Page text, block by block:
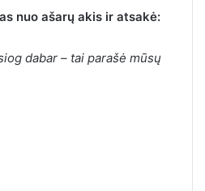
nuo ašarų akis ir atsakė:
dabar – tai parašė mūsų